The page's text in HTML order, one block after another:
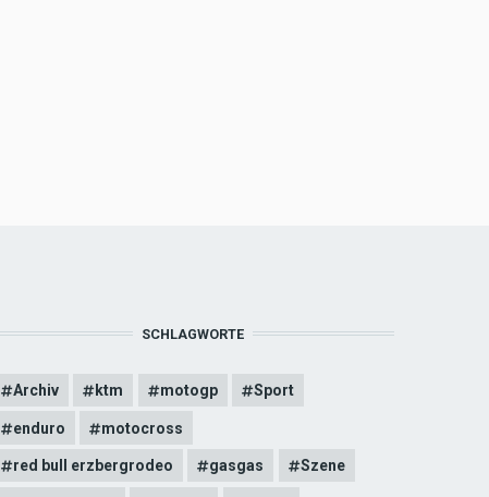
SCHLAGWORTE
Archiv ktm motogp Sport
enduro motocross
red bull erzbergrodeo gasgas Szene